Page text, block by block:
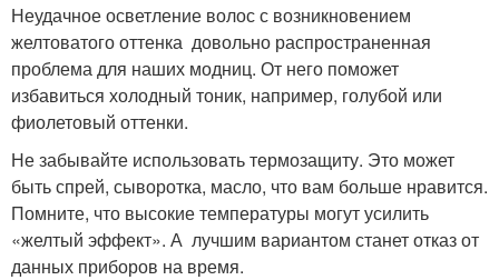
Неудачное осветление волос с возникновением
желтоватого оттенка довольно распространенная
проблема для наших модниц. От него поможет
избавиться холодный тоник, например, голубой или
фиолетовый оттенки.
Не забывайте использовать термозащиту. Это может
быть спрей, сыворотка, масло, что вам больше нравится.
Помните, что высокие температуры могут усилить
«желтый эффект». А лучшим вариантом станет отказ от
данных приборов на время.